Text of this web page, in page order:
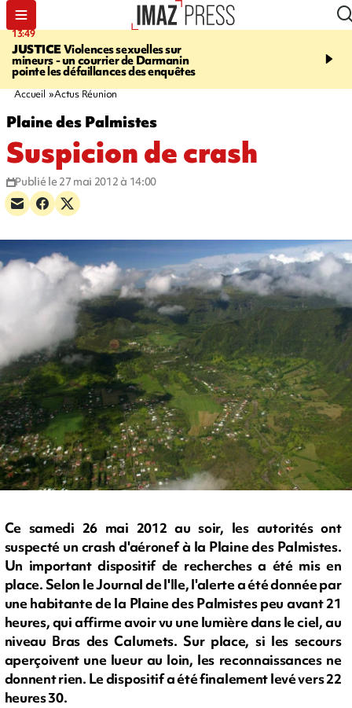
13:49
JUSTICEViolences sexuelles sur
mineurs - un courrier de Darmanin
pointe les défaillances des enquêtes
17:59
Corniche - la route du
Accueil Actus Réunion
Plaine des Palmistes
Suspicion de crash
Publié le 27 mai 2012 à 14:00
Ce samedi 26 mai 2012 au soir, les autorités ont
suspecté un crash d'aéronef à la Plaine des Palmistes.
Un important dispositif de recherches a été mis en
place. Selon le Journal de l'Ile, l'alerte a été donnée par
une habitante de la Plaine des Palmistes peu avant 21
heures, qui affirme avoir vu une lumière dans le ciel, au
niveau Bras des Calumets. Sur place, si les secours
aperçoivent une lueur au loin, les reconnaissances ne
donnent rien. Le dispositif a été finalement levé vers 22
heures 30.